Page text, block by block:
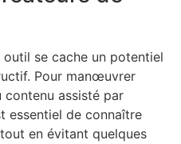
se cache un potentiel
Pour manœuvrer
contenu assisté par
essentiel de connaître
en évitant quelques